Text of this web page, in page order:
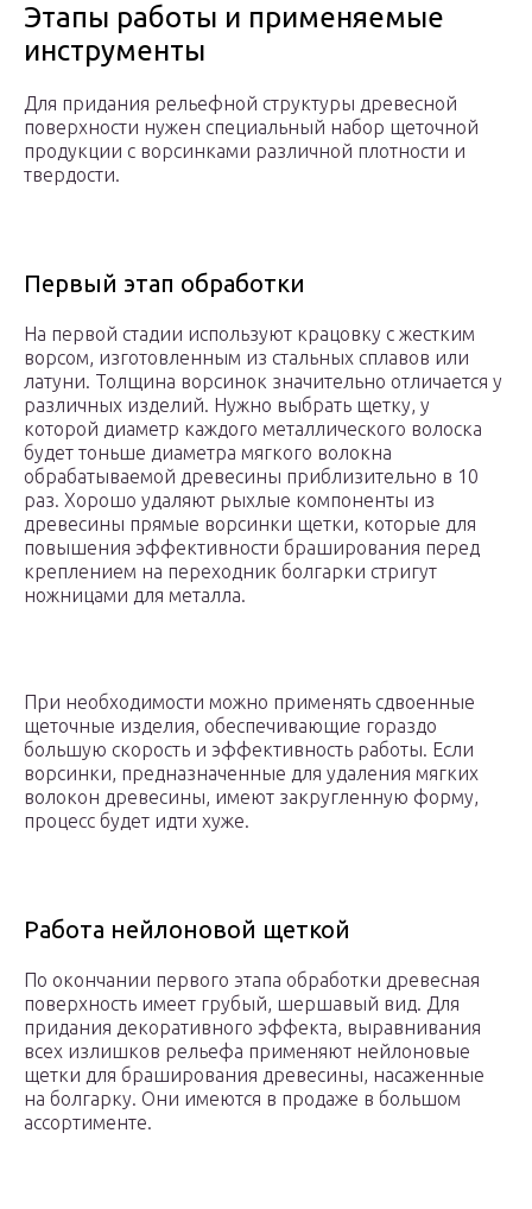
Этапы работы и применяемые
инструменты
Для придания рельефной структуры древесной
поверхности нужен специальный набор щеточной
продукции с ворсинками различной плотности и
твердости.
Первый этап обработки
На первой стадии используют крацовку с жестким
ворсом, изготовленным из стальных сплавов или
латуни. Толщина ворсинок значительно отличается у
различных изделий. Нужно выбрать щетку, у
которой диаметр каждого металлического волоска
будет тоньше диаметра мягкого волокна
обрабатываемой древесины приблизительно в 10
раз. Хорошо удаляют рыхлые компоненты из
древесины прямые ворсинки щетки, которые для
повышения эффективности браширования перед
креплением на переходник болгарки стригут
ножницами для металла.
При необходимости можно применять сдвоенные
щеточные изделия, обеспечивающие гораздо
большую скорость и эффективность работы. Если
ворсинки, предназначенные для удаления мягких
волокон древесины, имеют закругленную форму,
процесс будет идти хуже.
Работа нейлоновой щеткой
По окончании первого этапа обработки древесная
поверхность имеет грубый, шершавый вид. Для
придания декоративного эффекта, выравнивания
всех излишков рельефа применяют нейлоновые
щетки для браширования древесины, насаженные
на болгарку. Они имеются в продаже в большом
ассортименте.